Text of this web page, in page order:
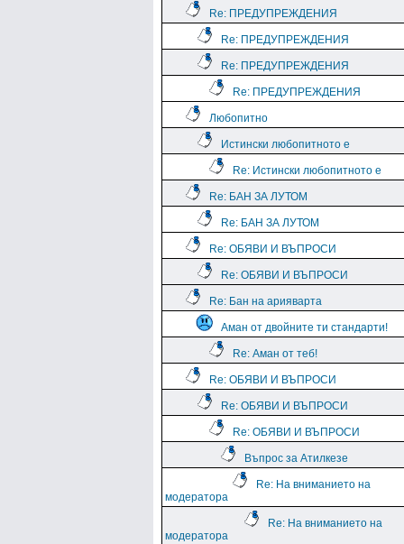
Re: ПРЕДУПРЕЖДЕНИЯ
Re: ПРЕДУПРЕЖДЕНИЯ
Re: ПРЕДУПРЕЖДЕНИЯ
Re: ПРЕДУПРЕЖДЕНИЯ
Любопитно
Истински любопитното е
Re: Истински любопитното е
Re: БАН ЗА ЛУТОМ
Re: БАН ЗА ЛУТОМ
Re: ОБЯВИ И ВЪПРОСИ
Re: ОБЯВИ И ВЪПРОСИ
Re: Бан на арияварта
Аман от двойните ти стандарти!
Re: Аман от теб!
Re: ОБЯВИ И ВЪПРОСИ
Re: ОБЯВИ И ВЪПРОСИ
Re: ОБЯВИ И ВЪПРОСИ
Въпрос за Атилкезе
Re: На вниманието на
модератора
Re: На вниманието на
модератора